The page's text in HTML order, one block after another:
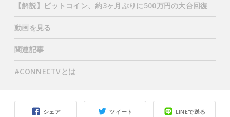
シェア ツイート LINEで送る
【解説】ビットコイン、約3ヶ月ぶりに500万円の大台回復
動画を見る
関連記事
#CONNECTVとは